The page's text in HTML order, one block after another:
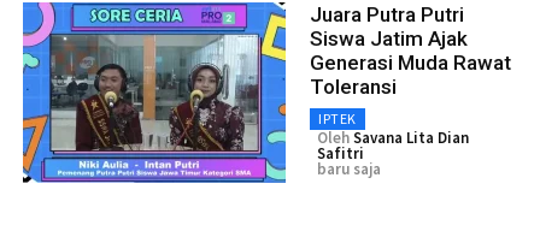
Juara Putra Putri
Siswa Jatim Ajak
Generasi Muda Rawat
Toleransi
IPTEK
OlehSavana Lita Dian
Safitri
baru saja